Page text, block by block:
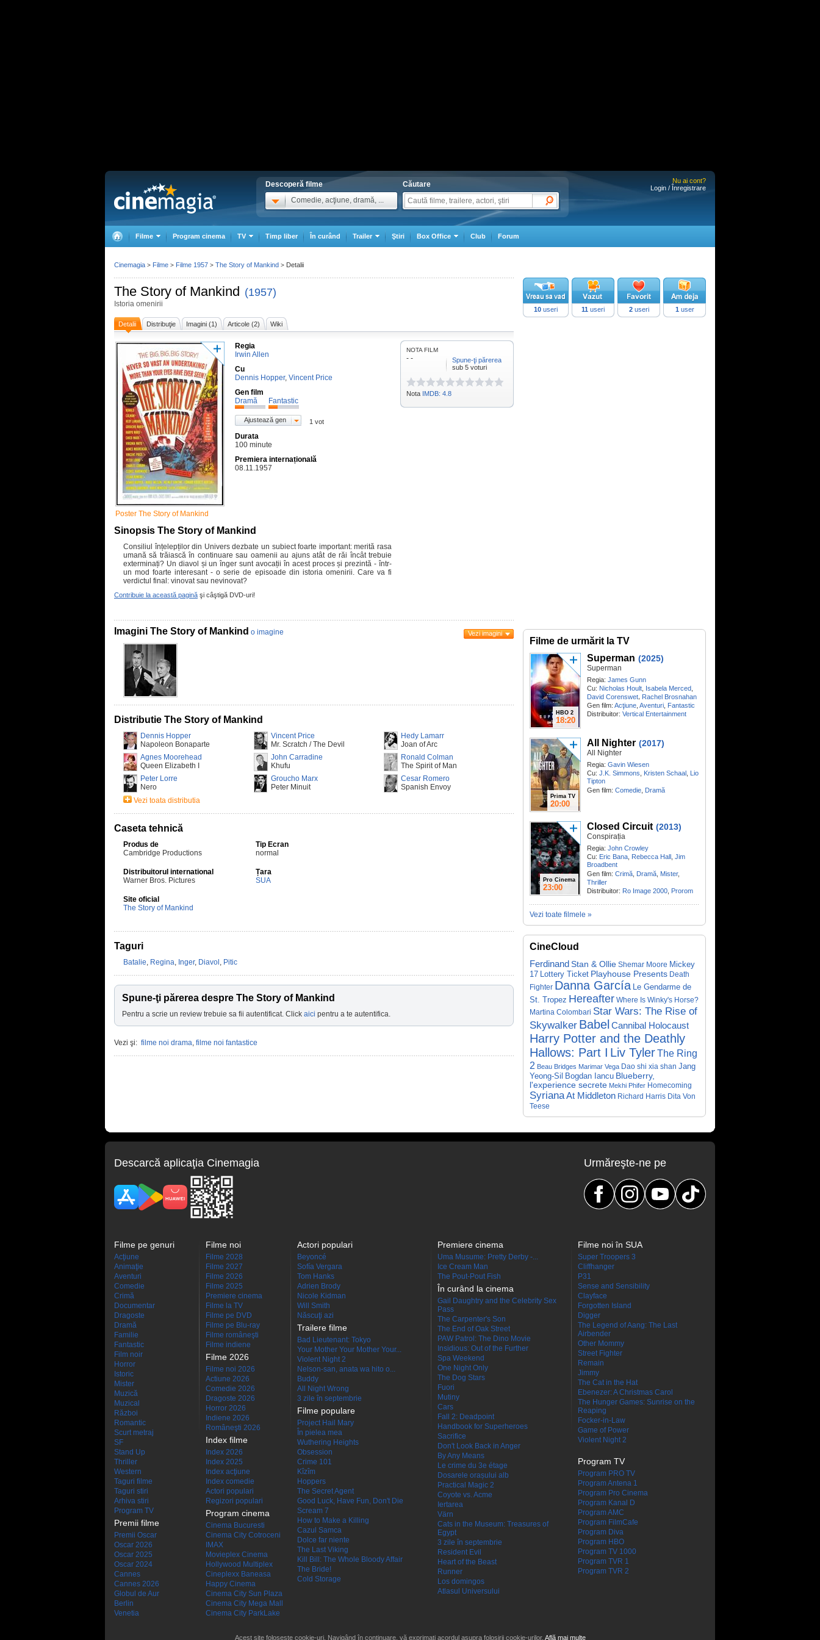
Descoperă filme
Comedie, acţiune, dramă, ...
Căutare
Nu ai cont?
Login / Înregistrare
Filme Program cinema TV Timp liber În curând Trailer Ştiri Box Office Club Forum
The Story of Mankind (1957)
Istoria omenirii
Detalii Distribuţie Imagini (1) Articole (2) Wiki
Poster The Story of Mankind
Regia
Irwin Allen
Cu
Dennis Hopper, Vincent Price
Gen film
Dramă
Fantastic
Ajustează gen 1 vot
Durata
100 minute
Premiera internațională
08.11.1957
Sinopsis The Story of Mankind
Consiliul înțelepților din Univers dezbate un subiect foarte important: merită rasa
umană să trăiască în continuare sau oamenii au ajuns atât de răi încât trebuie
exterminați? Un diavol și un înger sunt avocații în acest proces și prezintă - într-
un mod foarte interesant - o serie de episoade din istoria omenirii. Care va fi
verdictul final: vinovat sau nevinovat?
Contribuie la această pagină şi câştigă DVD-uri!
NOTA FILM
- -
Spune-ţi părerea
sub 5 voturi
Nota IMDB: 4.8
10 useri 11 useri 2useri 1 user
Imagini The Story of Mankind o imagine Vezi imagini
Distributie The Story of Mankind
Dennis Hopper
Napoleon Bonaparte
Vincent Price
Mr. Scratch / The Devil
Hedy Lamarr
Joan of Arc
Agnes Moorehead
Queen Elizabeth I
John Carradine
Khufu
Ronald Colman
The Spirit of Man
Peter Lorre
Nero
Groucho Marx
Peter Minuit
Cesar Romero
Spanish Envoy
Vezi toata distributia
Caseta tehnică
Produs de
Cambridge Productions
Tip Ecran
normal
Distribuitorul international
Warner Bros. Pictures
Țara
SUA
Site oficial
The Story of Mankind
Taguri
Batalie, Regina, Inger, Diavol , Pitic
Spune-ţi părerea despre The Story of Mankind
Pentru a scrie un review trebuie sa fii autentificat. Click aici pentru a te autentifica.
Vezi şi: filme noi drama, filme noi fantastice
Filme de urmărit la TV
HBO 2
18:20
Superman (2025)
Superman
Regia: James Gunn
Cu: Nicholas Hoult Isabela Merced
David Corenswet, Rachel Brosnahan
Gen film: Acţiune Aventuri Fantastic
Distribuitor: Vertical Entertainment
Prima TV
20:00
All Nighter (2017)
All Nighter
Regia: Gavin Wiesen
Cu: J.K. Simmons Kristen Schaal Lio
Tipton
Gen film: Comedie Dramă
Pro Cinema
23:00
Closed Circuit (2013)
Conspirația
Regia: John Crowley
Cu: Eric Bana Rebecca Hall Jim
Broadbent
Gen film: Crimă Dramă Mister,
Thriller
Distribuitor: Ro Image 2000 Prorom
Vezi toate filmele »
CineCloud
Ferdinand Stan & Ollie Shemar Moore Mickey
17 Lottery Ticket Playhouse Presents Death
Fighter Danna García Le Gendarme de
St. Tropez Hereafter Where Is Winky's Horse?
Martina Colombari Star Wars: The Rise of
Skywalker Babel Cannibal Holocaust
Harry Potter and the Deathly
Hallows: Part I Liv TylerThe Ring
2 Beau Bridges Marimar Vega Dao shi xia shan Jang
Yeong-Sil
Bogdan Iancu Blueberry,
l'experience secrete Mekhi Phifer Homecoming
SyrianaAt Middleton Richard Harris Dita Von
Teese
Cinemagia > Filme > Filme 1957 > The Story of Mankind > Detalii
Descarcă aplicaţia Cinemagia Urmăreşte-ne pe
Filme pe genuri
Acţiune
Animaţie
Aventuri
Comedie
Crimă
Documentar
Dragoste
Dramă
Familie
Fantastic
Film noir
Horror
Istoric
Mister
Muzică
Muzical
Război
Romantic
Scurt metraj
SF
Stand Up
Thriller
Western
Taguri filme
Taguri stiri
Arhiva stiri
Program TV
Premii filme
Premii Oscar
Oscar 2026
Oscar 2025
Oscar 2024
Cannes
Cannes 2026
Globul de Aur
Berlin
Venetia
Filme noi
Filme 2028
Filme 2027
Filme 2026
Filme 2025
Premiere cinema
Filme la TV
Filme pe DVD
Filme pe Blu-ray
Filme româneşti
Filme indiene
Filme 2026
Filme noi 2026
Actiune 2026
Comedie 2026
Dragoste 2026
Horror 2026
Indiene 2026
Româneşti 2026
Index filme
Index 2026
Index 2025
Index acţiune
Index comedie
Actori populari
Regizori populari
Program cinema
Cinema Bucuresti
Cinema City Cotroceni
IMAX
Movieplex Cinema
Hollywood Multiplex
Cineplexx Baneasa
Happy Cinema
Cinema City Sun Plaza
Cinema City Mega Mall
Cinema City ParkLake
Actori populari
Beyoncé
Sofía Vergara
Tom Hanks
Adrien Brody
Nicole Kidman
Will Smith
Născuţi azi
Trailere filme
Bad Lieutenant: Tokyo
Your Mother Your Mother Your...
Violent Night 2
Nelson-san, anata wa hito o...
Buddy
All Night Wrong
3 zile în septembrie
Filme populare
Project Hail Mary
În pielea mea
Wuthering Heights
Obsession
Crime 101
Kîzîm
Hoppers
The Secret Agent
Good Luck, Have Fun, Don't Die
Scream 7
How to Make a Killing
Cazul Samca
Dolce far niente
The Last Viking
Kill Bill: The Whole Bloody Affair
The Bride!
Cold Storage
Premiere cinema
Uma Musume: Pretty Derby -...
Ice Cream Man
The Pout-Pout Fish
În curând la cinema
Gail Daughtry and the Celebrity Sex
Pass
The Carpenter's Son
The End of Oak Street
PAW Patrol: The Dino Movie
Insidious: Out of the Further
Spa Weekend
One Night Only
The Dog Stars
Fuori
Mutiny
Cars
Fall 2: Deadpoint
Handbook for Superheroes
Sacrifice
Don't Look Back in Anger
By Any Means
Le crime du 3e étage
Dosarele orașului alb
Practical Magic 2
Coyote vs. Acme
Iertarea
Värn
Cats in the Museum: Treasures of
Egypt
3 zile în septembrie
Resident Evil
Heart of the Beast
Runner
Los domingos
Atlasul Universului
Filme noi în SUA
Super Troopers 3
Cliffhanger
P31
Sense and Sensibility
Clayface
Forgotten Island
Digger
The Legend of Aang: The Last
Airbender
Other Mommy
Street Fighter
Remain
Jimmy
The Cat in the Hat
Ebenezer: A Christmas Carol
The Hunger Games: Sunrise on the
Reaping
Focker-in-Law
Game of Power
Violent Night 2
Program TV
Program PRO TV
Program Antena 1
Program Pro Cinema
Program Kanal D
Program AMC
Program FilmCafe
Program Diva
Program HBO
Program TV 1000
Program TVR 1
Program TVR 2
Acest site folosește cookie-uri. Navigând în continuare, vă exprimați acordul asupra folosirii cookie-urilor. Află mai multe